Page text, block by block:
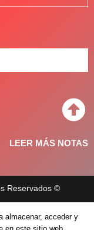
LEER MÁS NOTAS
Reservados ©
almacenar, acceder y